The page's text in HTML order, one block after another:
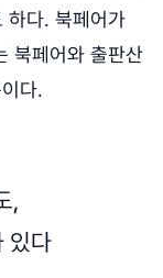
하다. 북페어가
북페어와 출판산
다.
,
있다